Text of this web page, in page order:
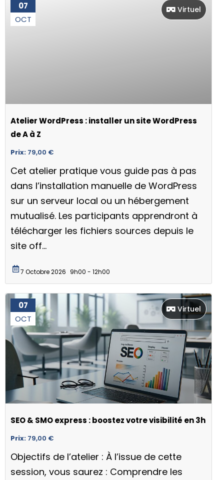
07
OCT
Virtuel
Atelier WordPress : installer un site WordPress
de A à Z
Prix: 79,00 €
Cet atelier pratique vous guide pas à pas
dans l’installation manuelle de WordPress
sur un serveur local ou un hébergement
mutualisé. Les participants apprendront à
télécharger les fichiers sources depuis le
site off...
7 Octobre 2026 9h00 - 12h00
07
OCT
Virtuel
SEO & SMO express : boostez votre visibilité en 3h
Prix: 79,00 €
Objectifs de l’atelier : À l’issue de cette
session, vous saurez : Comprendre les